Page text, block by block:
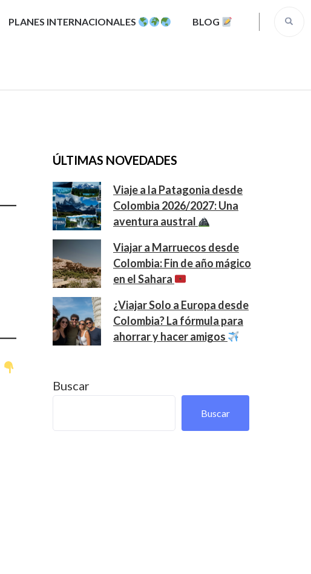
PLANES INTERNACIONALES BLOG
ÚLTIMAS NOVEDADES
Viaje a la Patagonia desde
Colombia 2026/2027: Una
aventura austral
Viajar a Marruecos desde
Colombia: Fin de año mágico
en el Sahara
¿Viajar Solo a Europa desde
Colombia? La fórmula para
ahorrar y hacer amigos
Buscar
Buscar